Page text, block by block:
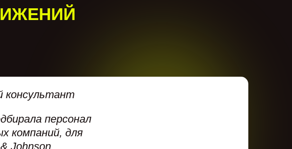
консультант
персонал
компаний, для
Johnson.